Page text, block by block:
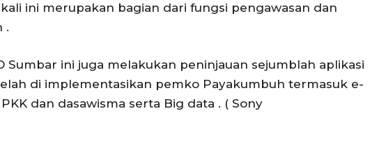
ini merupakan bagian dari fungsi pengawasan dan
.
Sumbar ini juga melakukan peninjauan sejumblah aplikasi
di implementasikan pemko Payakumbuh termasuk e-
dan dasawisma serta Big data . ( Sony